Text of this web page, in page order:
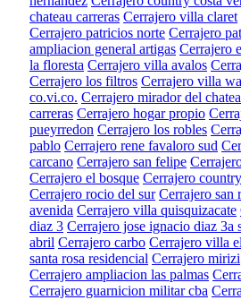
chateau carreras Cerrajero villa claret
Cerrajero patricios norte Cerrajero
ampliacion general artigas Cerrajero
la floresta Cerrajero villa avalos
Cerrajero los filtros Cerrajero villa
co.vi.co. Cerrajero mirador del
carreras Cerrajero hogar propio
pueyrredon Cerrajero los robles
pablo Cerrajero rene favaloro sud
carcano Cerrajero san felipe
Cerrajero el bosque Cerrajero
Cerrajero rocio del sur Cerrajero san
avenida Cerrajero villa quisquizacate
diaz 3 Cerrajero jose ignacio diaz 3a
abril Cerrajero carbo Cerrajero villa
santa rosa residencial Cerrajero mirizi
Cerrajero ampliacion las palmas
Cerrajero guarnicion militar cba